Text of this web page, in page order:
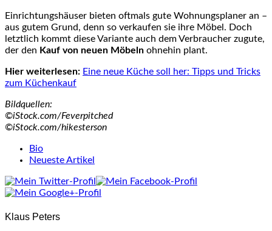
Einrichtungshäuser bieten oftmals gute Wohnungsplaner an –
aus gutem Grund, denn so verkaufen sie ihre Möbel. Doch
letztlich kommt diese Variante auch dem Verbraucher zugute,
der den Kauf von neuen Möbeln ohnehin plant.
Hier weiterlesen: Eine neue Küche soll her: Tipps und Tricks
zum Küchenkauf
Bildquellen:
©iStock.com/Feverpitched
©iStock.com/hikesterson
following
tabs
change
below.
Bio
Neueste Artikel
Klaus Peters